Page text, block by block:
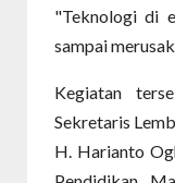
"Teknologi di
sampai
Kegiatan
Sekretaris
H. Harianto